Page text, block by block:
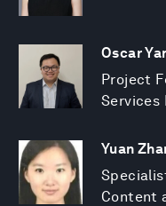
Oscar
Project
Services
Yuan
Content